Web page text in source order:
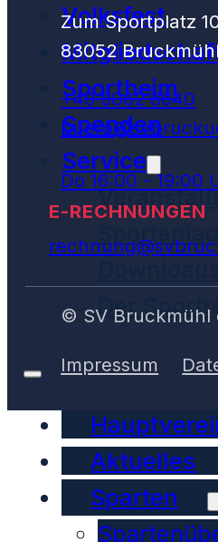
Volksfest
Sportheim
Spenden
Service
Der
Aktuelles
Sparten
Zum Sportplatz
83052
+49 8062 6640
Do 16:00 - 19:00
E-RECHNUNGEN
© SV Bruckmühl
Impressum